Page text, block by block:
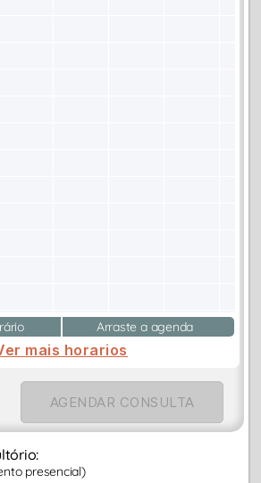
Arraste a agenda
mais horarios
AGENDAR CONSULTA
presencial)